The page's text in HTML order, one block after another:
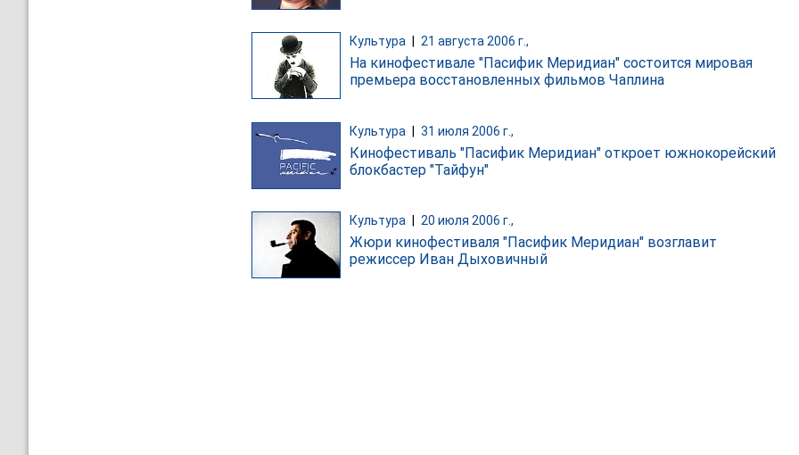
Культура 21 августа 2006 г.,
На кинофестивале "Пасифик Меридиан" состоится мировая
премьера восстановленных фильмов Чаплина
Культура | 31 июля 2006 г.,
Кинофестиваль "Пасифик Меридиан" откроет южнокорейский
блокбастер "Тайфун"
Культура 20 июля 2006 г.,
Жюри кинофестиваля "Пасифик Меридиан" возглавит
режиссер Иван Дыховичный